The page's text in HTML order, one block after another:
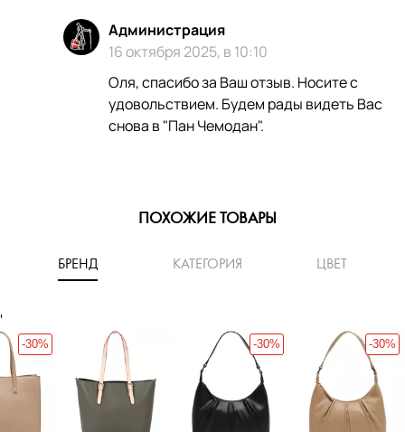
Администрация
16 октября 2025, в 10:10
Оля, спасибо за Ваш отзыв. Носите с
удовольствием. Будем рады видеть Вас
снова в "Пан Чемодан".
ПОХОЖИЕ ТОВАРЫ
БРЕНД КАТЕГОРИЯ ЦВЕТ
'
-30% -30% -30%